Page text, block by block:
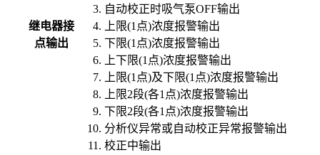
继电器接
点输出
自动校正时吸气泵OFF输出
上限(1点)浓度报警输出
下限(1点)浓度报警输出
上下限(1点)浓度报警输出
上限(1点)及下限(1点)浓度报警输出
上限2段(各1点)浓度报警输出
下限2段(各1点)浓度报警输出
分析仪异常或自动校正异常报警输出
校正中输出